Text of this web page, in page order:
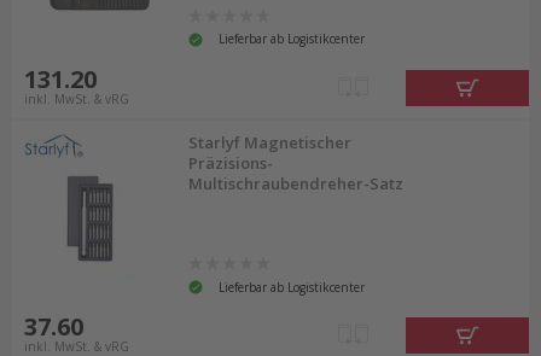
Lieferbar ab Logistikcenter
131.20
inkl. MwSt. & vRG
Starlyf Magnetischer
Präzisions-
Multischraubendreher-Satz
Lieferbar ab Logistikcenter
37.60
inkl. MwSt. & vRG